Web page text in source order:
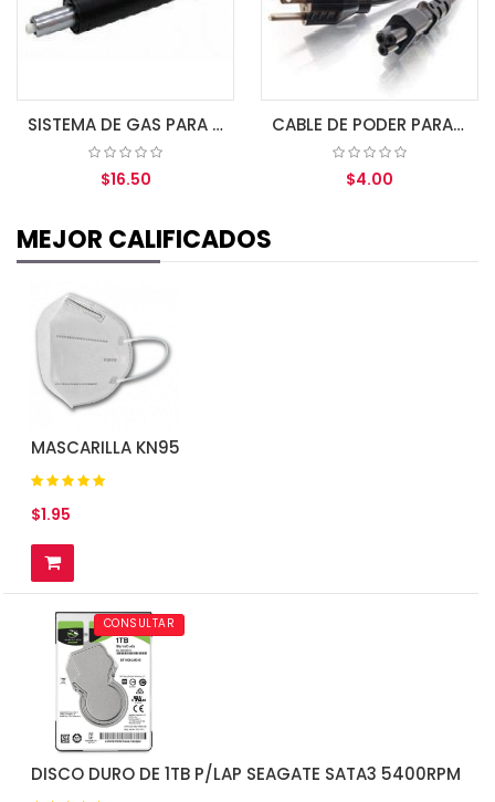
SISTEMA DE GAS PARA SILLA SECRETARIAL 140MM
$16.50
AGREGAR AL CARRITO
CABLE DE PODER PARA NOTEBOOK MDC EUC-017
$4.00
MEJOR CALIFICADOS
MASCARILLA KN95
$1.95
CONSULTAR
DISCO DURO DE 1TB P/LAP SEAGATE SATA3 5400RPM